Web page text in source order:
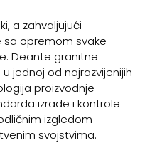
a zahvaljujući
opremom svake
Deante granitne
jednoj od najrazvijenijih
proizvodnje
izrade i kontrole
izgledom
svojstvima.